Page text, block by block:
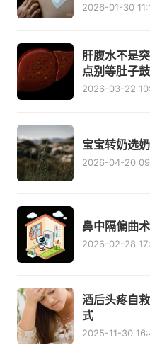
2026-01-30
肝腹水不是
点别等肚子
2026-03-22
宝宝转奶选
2026-04-20
鼻中隔偏曲
2026-02-28
酒后头疼自
式
2025-11-30